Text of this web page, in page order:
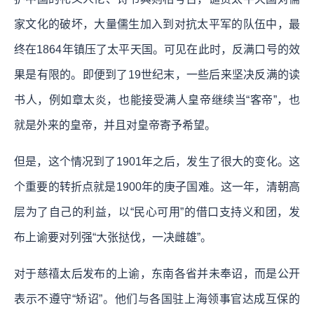
家文化的破坏，大量儒生加入到对抗太平军的队伍中，最
终在1864年镇压了太平天国。可见在此时，反满口号的效
果是有限的。即便到了19世纪末，一些后来坚决反满的读
书人，例如章太炎，也能接受满人皇帝继续当“客帝”，也
就是外来的皇帝，并且对皇帝寄予希望。
但是，这个情况到了1901年之后，发生了很大的变化。这
个重要的转折点就是1900年的庚子国难。这一年，清朝高
层为了自己的利益，以“民心可用”的借口支持义和团，发
布上谕要对列强“大张挞伐，一决雌雄”。
对于慈禧太后发布的上谕，东南各省并未奉诏，而是公开
表示不遵守“矫诏”。他们与各国驻上海领事官达成互保的